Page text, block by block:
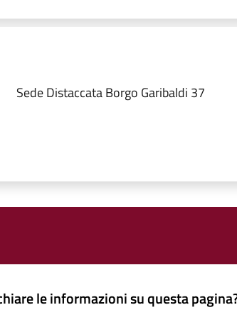
Sede Distaccata Borgo Garibaldi 37
le informazioni su questa